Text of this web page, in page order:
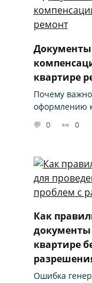
квартире
Почему
оформлению
0 0
Как
документы
квартире
Ошибка